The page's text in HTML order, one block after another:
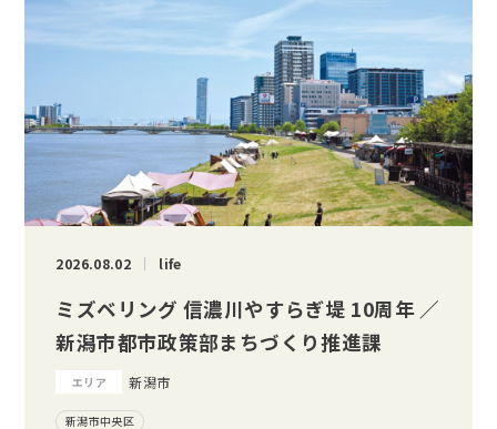
2026.08.02 life
ミズベリング 信濃川やすらぎ堤 10周年 ／
新潟市都市政策部まちづくり推進課
エリア 新潟市
新潟市中央区